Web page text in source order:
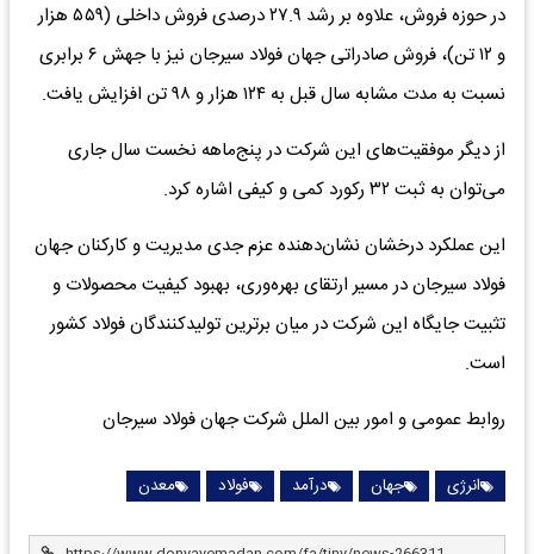
در حوزه فروش، علاوه بر رشد ۲۷.۹ درصدی فروش داخلی (۵۵۹ هزار
و ۱۲ تن)، فروش صادراتی جهان فولاد سیرجان نیز با جهش ۶ برابری
نسبت به مدت مشابه سال قبل به ۱۲۴ هزار و ۹۸ تن افزایش یافت.
از دیگر موفقیت‌های این شرکت در پنج‌ماهه نخست سال جاری
می‌توان به ثبت ۳۲ رکورد کمی و‌ کیفی اشاره کرد.
این عملکرد درخشان نشان‌دهنده عزم جدی مدیریت و کارکنان جهان
فولاد سیرجان در مسیر ارتقای بهره‌وری، بهبود کیفیت محصولات و
تثبیت جایگاه این شرکت در میان برترین تولیدکنندگان فولاد کشور
است.
روابط عمومی و امور بین الملل شرکت جهان فولاد سیرجان
انرژی جهان درآمد فولاد معدن